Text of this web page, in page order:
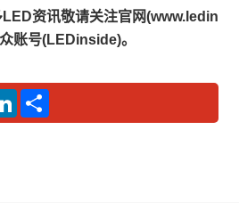
资讯敬请关注官网(www.ledin
账号(LEDinside)。
L
n